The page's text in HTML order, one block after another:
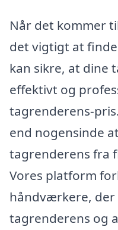
Når det kommer
det vigtigt at
kan sikre, at dine
effektivt og
tagrenderens-
end nogensinde
tagrenderens fra
Vores platform
håndværkere,
tagrenderens og